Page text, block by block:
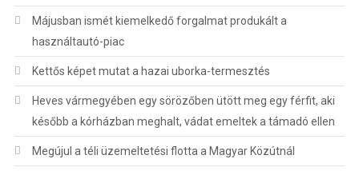
Májusban ismét kiemelkedő forgalmat produkált a
használtautó-piac
Kettős képet mutat a hazai uborka-termesztés
Heves vármegyében egy sörözőben ütött meg egy férfit, aki
később a kórházban meghalt, vádat emeltek a támadó ellen
Megújul a téli üzemeltetési flotta a Magyar Közútnál